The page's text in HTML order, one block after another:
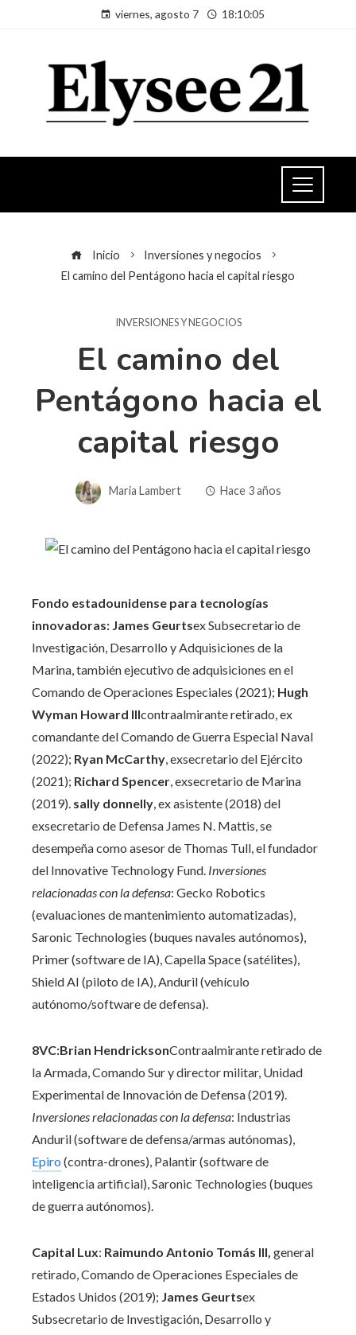
viernes, agosto 7 18:10:05
Inicio
Inversiones y negocios
El camino del Pentágono hacia el capital riesgo
INVERSIONES Y NEGOCIOS
El camino del
Pentágono hacia el
capital riesgo
Maria Lambert Hace 3 años
Fondo estadounidense para tecnologías
innovadoras: James Geurtsex Subsecretario de
Investigación, Desarrollo y Adquisiciones de la
Marina, también ejecutivo de adquisiciones en el
Comando de Operaciones Especiales (2021); Hugh
Wyman Howard IIIcontraalmirante retirado, ex
comandante del Comando de Guerra Especial Naval
(2022); Ryan McCarthy,exsecretario del Ejército
(2021); Richard Spencer,exsecretario de Marina
(2019). sally donnelly,ex asistente (2018) del
exsecretario de Defensa James N. Mattis, se
desempeña como asesor de Thomas Tull, el fundador
del Innovative Technology Fund. Inversiones
relacionadas con la defensa: Gecko Robotics
(evaluaciones de mantenimiento automatizadas),
Saronic Technologies (buques navales autónomos),
Primer (software de IA), Capella Space (satélites),
Shield AI (piloto de IA), Anduril (vehículo
autónomo/software de defensa).
8VC:Brian HendricksonContraalmirante retirado de
la Armada, Comando Sur y director militar, Unidad
Experimental de Innovación de Defensa (2019).
Inversiones relacionadas con la defensa: Industrias
Anduril (software de defensa/armas autónomas),
Epiro (contra-drones), Palantir (software de
inteligencia artificial), Saronic Technologies (buques
de guerra autónomos).
Capital Lux: Raimundo Antonio Tomás III, general
retirado,Comando de Operaciones Especiales de
Estados Unidos (2019); James Geurtsex
Subsecretario de Investigación, Desarrollo y